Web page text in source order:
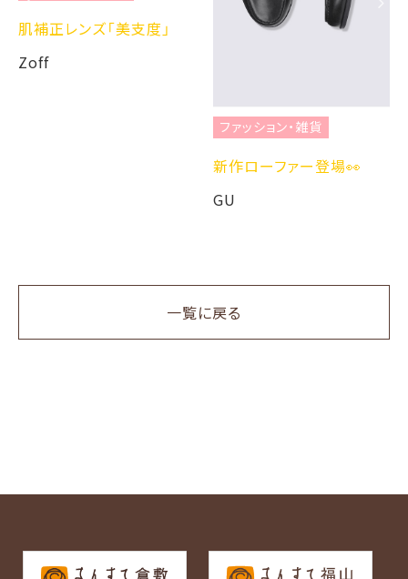
肌補正レンズ「美支度」
Zoff
ファッション・雑貨
新作ローファー登場👀
GU
一覧に戻る